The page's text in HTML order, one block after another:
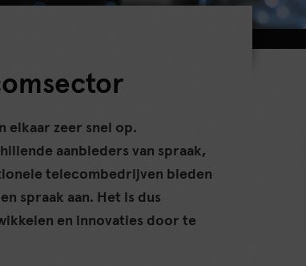
elkaar zeer snel op.
aanbieders van spraak,
telecombedrijven bieden
spraak aan. Het is dus
en innovaties door te